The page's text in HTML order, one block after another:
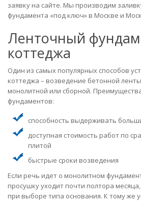
заявку на сайте. Мы производим
фундамента «под ключ» в Москве и
Ленточный
коттеджа
Один из самых популярных способов
коттеджа – возведение бетонной
монолитной или сборной.
фундаментов:
способность выдерживать
доступная стоимость работ по
плитой
быстрые сроки возведения
Если речь идет о монолитном
просушку уходит почти полтора
при выборе типа основания. К тому же